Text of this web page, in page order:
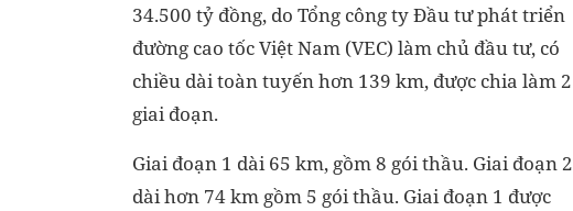
34.500 tỷ đồng, do Tổng công ty Đầu tư phát triển
đường cao tốc Việt Nam (VEC) làm chủ đầu tư, có
chiều dài toàn tuyến hơn 139 km, được chia làm 2
giai đoạn.
Giai đoạn 1 dài 65 km, gồm 8 gói thầu. Giai đoạn 2
dài hơn 74 km gồm 5 gói thầu. Giai đoạn 1 được